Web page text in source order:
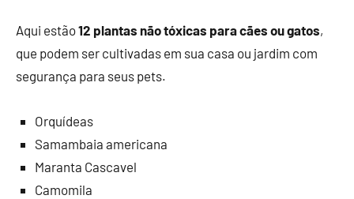
Aqui estão12 plantas não tóxicas para cães ou gatos,
que podem ser cultivadas em sua casa ou jardim com
segurança para seus pets.
Orquídeas
Samambaia americana
Maranta Cascavel
Camomila